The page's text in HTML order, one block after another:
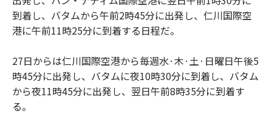
到着し、バタムから午前2時45分に出発し、仁川国際空
港に午前11時25分に到着する日程だ。
27日からは仁川国際空港から毎週水·木·土·日曜日午後5
時45分に出発し、バタムに夜10時30分に到着し、バタム
から夜11時45分に出発し、翌日午前8時35分に到着す
る。